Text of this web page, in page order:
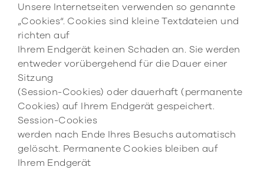
Unsere Internetseiten verwenden so genannte
„Cookies“. Cookies sind kleine Textdateien und
richten auf
Ihrem Endgerät keinen Schaden an. Sie werden
entweder vorübergehend für die Dauer einer
Sitzung
(Session-Cookies) oder dauerhaft (permanente
Cookies) auf Ihrem Endgerät gespeichert.
Session-Cookies
werden nach Ende Ihres Besuchs automatisch
gelöscht. Permanente Cookies bleiben auf
Ihrem Endgerät